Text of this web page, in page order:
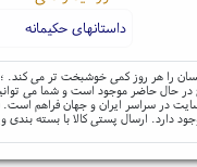
داستانهای حکیمانه
در حال حاضر موجود است و شما می
سایت در سراسر ایران و جهان
دارد. ارسال پستی کالا با بسته